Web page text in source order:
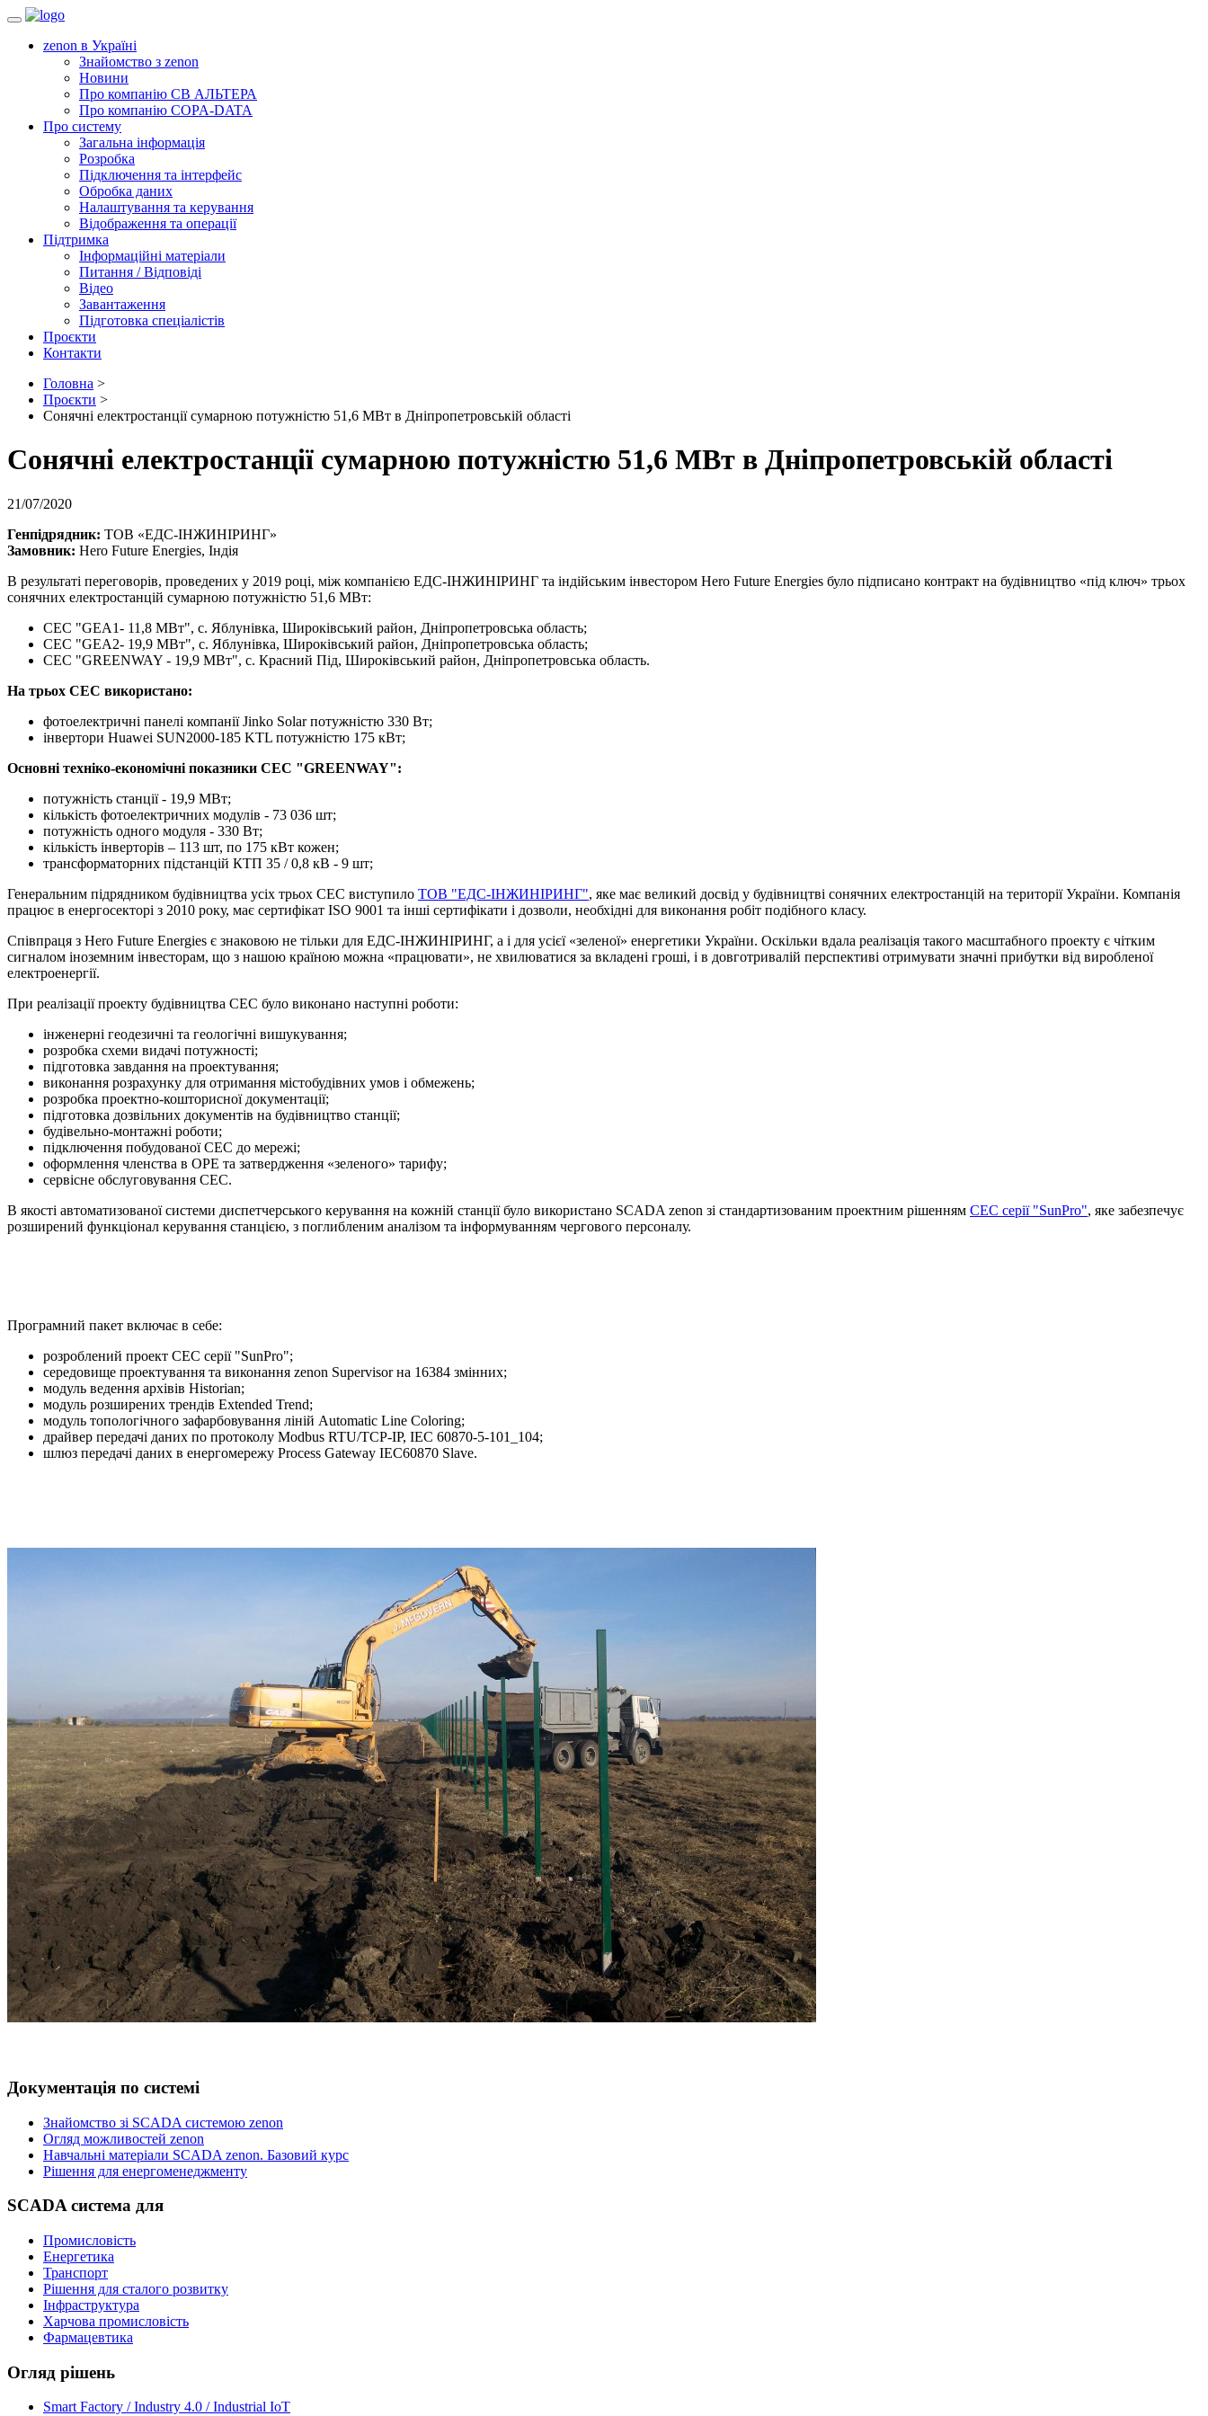
Toggle
zenon в Україні
Знайомство з zenon
Новини
Про компанію СВ АЛЬТЕРА
Про компанію COPA-DATA
Про систему
Загальна інформація
Розробка
Підключення та інтерфейс
Обробка даних
Налаштування та керування
Відображення та операції
Підтримка
Інформаційні матеріали
Питання / Відповіді
Відео
Завантаження
Підготовка спеціалістів
Проєкти
Контакти
Головна >
Проєкти >
Сонячні електростанції сумарною потужністю 51,6 МВт в Дніпропетровській області
Сонячні електростанції сумарною потужністю 51,6 МВт в Дніпропетровській області
21/07/2020
Генпідрядник: ТОВ «ЕДС-ІНЖИНІРИНГ»
Замовник: Hero Future Energies, Індія
В результаті переговорів, проведених у 2019 році, між компанією ЕДС-ІНЖИНІРИНГ та індійським інвестором Hero Future Energies було підписано контракт на будівництво «під ключ» трьох
сонячних електростанцій сумарною потужністю 51,6 МВт:
СЕС "GEA1- 11,8 МВт", с. Яблунівка, Широківський район, Дніпропетровська область;
СЕС "GEA2- 19,9 МВт", с. Яблунівка, Широківський район, Дніпропетровська область;
СЕС "GREENWAY - 19,9 МВт", с. Красний Під, Широківський район, Дніпропетровська область.
На трьох СЕС використано:
фотоелектричні панелі компанії Jinko Solar потужністю 330 Вт;
інвертори Huawei SUN2000-185 KTL потужністю 175 кВт;
Основні техніко-економічні показники СЕС "GREENWAY":
потужність станції - 19,9 МВт;
кількість фотоелектричних модулів - 73 036 шт;
потужність одного модуля - 330 Вт;
кількість інверторів – 113 шт, по 175 кВт кожен;
транcформаторних підстанцій КТП 35 / 0,8 кВ - 9 шт;
Генеральним підрядником будівництва усіх трьох СЕС виступило ТОВ "ЕДС-ІНЖИНІРИНГ", яке має великий досвід у будівництві сонячних електростанцій на території України. Компанія
працює в енергосекторі з 2010 року, має сертифікат ISO 9001 та інші сертифікати і дозволи, необхідні для виконання робіт подібного класу.
Співпраця з Hero Future Energies є знаковою не тільки для ЕДС-ІНЖИНІРИНГ, а і для усієї «зеленої» енергетики України. Оскільки вдала реалізація такого масштабного проекту є чітким
сигналом іноземним інвесторам, що з нашою країною можна «працювати», не хвилюватися за вкладені гроші, і в довготривалій перспективі отримувати значні прибутки від виробленої
електроенергії.
При реалізації проекту будівництва СЕС було виконано наступні роботи:
інженерні геодезичні та геологічні вишукування;
розробка схеми видачі потужності;
підготовка завдання на проектування;
виконання розрахунку для отримання містобудівних умов і обмежень;
розробка проектно-кошторисної документації;
підготовка дозвільних документів на будівництво станції;
будівельно-монтажні роботи;
підключення побудованої СЕС до мережі;
оформлення членства в ОРЕ та затвердження «зеленого» тарифу;
сервісне обслуговування СЕС.
В якості автоматизованої системи диспетчерського керування на кожній станції було використано SCADA zenon зі стандартизованим проектним рішенням СЕС серії "SunPro", яке забезпечує
розширений функціонал керування станцією, з поглибленим аналізом та інформуванням чергового персоналу.
Програмний пакет включає в себе:
розроблений проект СЕС серії "SunPro";
середовище проектування та виконання zenon Supervisor на 16384 змінних;
модуль ведення архівів Historian;
модуль розширених трендів Extended Trend;
модуль топологічного зафарбовування ліній Automatic Line Coloring;
драйвер передачі даних по протоколу Modbus RTU/TCP-IP, IEC 60870-5-101_104;
шлюз передачі даних в енергомережу Process Gateway IEC60870 Slave.
Документація по системі
Знайомство зі SCADA системою zenon
Огляд можливостей zenon
Навчальні матеріали SCADA zenon. Базовий курс
Рішення для енергоменеджменту
SCADA система для
Промисловість
Енергетика
Транспорт
Рішення для сталого розвитку
Інфраструктура
Харчова промисловість
Фармацевтика
Огляд рішень
Smart Factory / Industry 4.0 / Industrial IoT